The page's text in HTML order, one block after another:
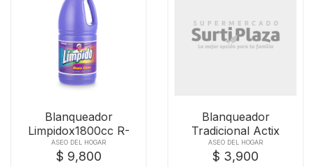
Blanqueador
Limpidox1800cc R-
color
ASEO DEL HOGAR
$ 9,800
Blanqueador
Tradicional Actix
X2000 Ml
ASEO DEL HOGAR
$ 3,900